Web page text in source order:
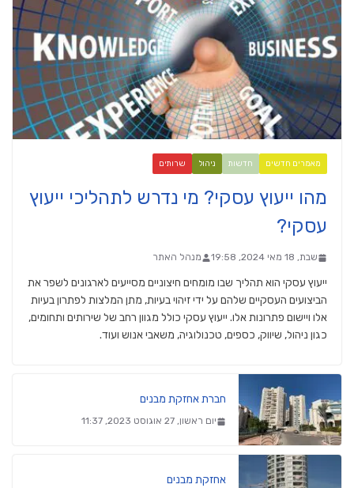
מאמרים חדשים חדשות ניהול שרותים
מהו ייעוץ עסקי? מי נדרש לתהליכי ייעוץ
עסקי?
שבת, 18 מאי 2024, 19:58 מנהל האתר
ייעוץ עסקי הוא תהליך שבו מומחים חיצוניים מסייעים לארגונים לשפר את
הביצועים העסקיים שלהם על ידי זיהוי בעיות, מתן המלצות לפתרון בעיות
אלו ויישום פתרונות אלו. ייעוץ עסקי כולל מגוון רחב של שירותים ותחומים,
כגון ניהול, שיווק, כספים, טכנולוגיה, משאבי אנוש ועוד.
חברת אחזקת מבנים
יום ראשון, 27 אוגוסט 2023, 11:37
אחזקת מבנים